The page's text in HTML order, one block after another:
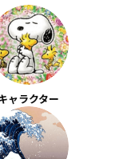
ャラクター